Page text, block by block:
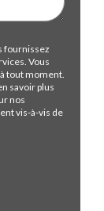
fournissez
Vous
tout moment.
savoir plus
nos
vis-à-vis de